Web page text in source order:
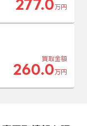
277.0 万円
買取金額
260.0 万円